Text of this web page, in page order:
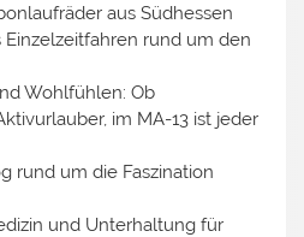
aus Südhessen
rund um den
Wohlfühlen: Ob
im MA-13 ist jeder
rund um die Faszination
und Unterhaltung für